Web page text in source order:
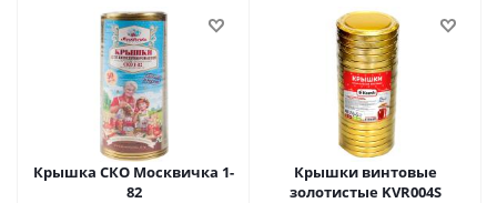
Крышка СКО Москвичка 1-
82
Крышки винтовые
золотистые KVR004S